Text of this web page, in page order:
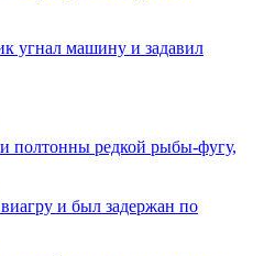
угнал машину и задавил
полтонны редкой рыбы-фугу,
и был задержан по